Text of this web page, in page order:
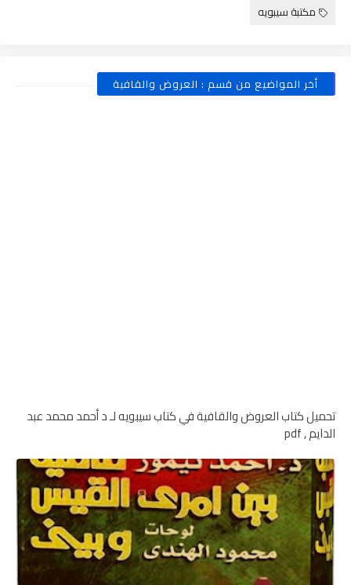
مكتبة سيبويه
أخر المواضيع من قسم : العروض والقافية
تحميل كتاب العروض والقافية في كتاب سيبويه لـ د أحمد محمد عبد
الدايم , pdf